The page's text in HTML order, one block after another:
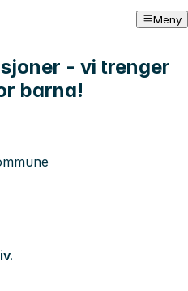
Meny
- vi trenger
barna!